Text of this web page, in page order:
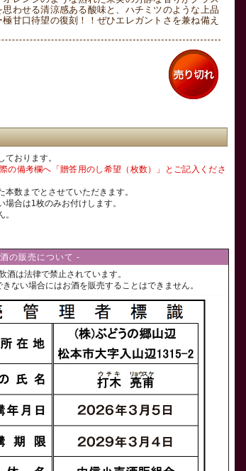
わせる清涼感ある酸味と、ハチミツのような上品
甘口待望の復刻！！ぜひエレガントさを兼ね備え
おります。
の備考欄へ「贈答用のし希望（枚数）」とご記入くださ
数までとさせていただきます。
合は1枚のみお付けします。
の販売について -
酒は法律で禁止されています。
ない場合にはお酒を販売することはできません。